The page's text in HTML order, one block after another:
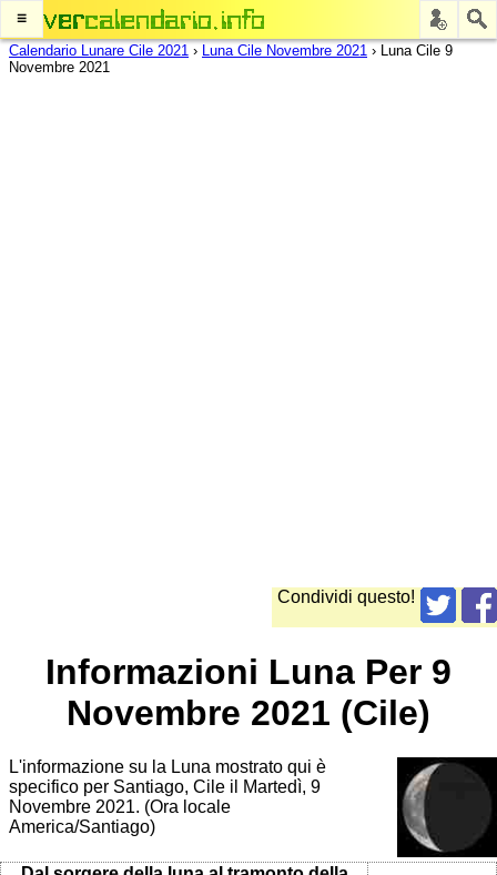
≡
Calendario Lunare Cile 2021 › Luna Cile Novembre 2021 › Luna Cile 9
Novembre 2021
Condividi questo!
Informazioni Luna Per 9
Novembre 2021 (Cile)
L'informazione su la Luna mostrato qui è
specifico per Santiago, Cile il Martedì, 9
Novembre 2021. (Ora locale
America/Santiago)